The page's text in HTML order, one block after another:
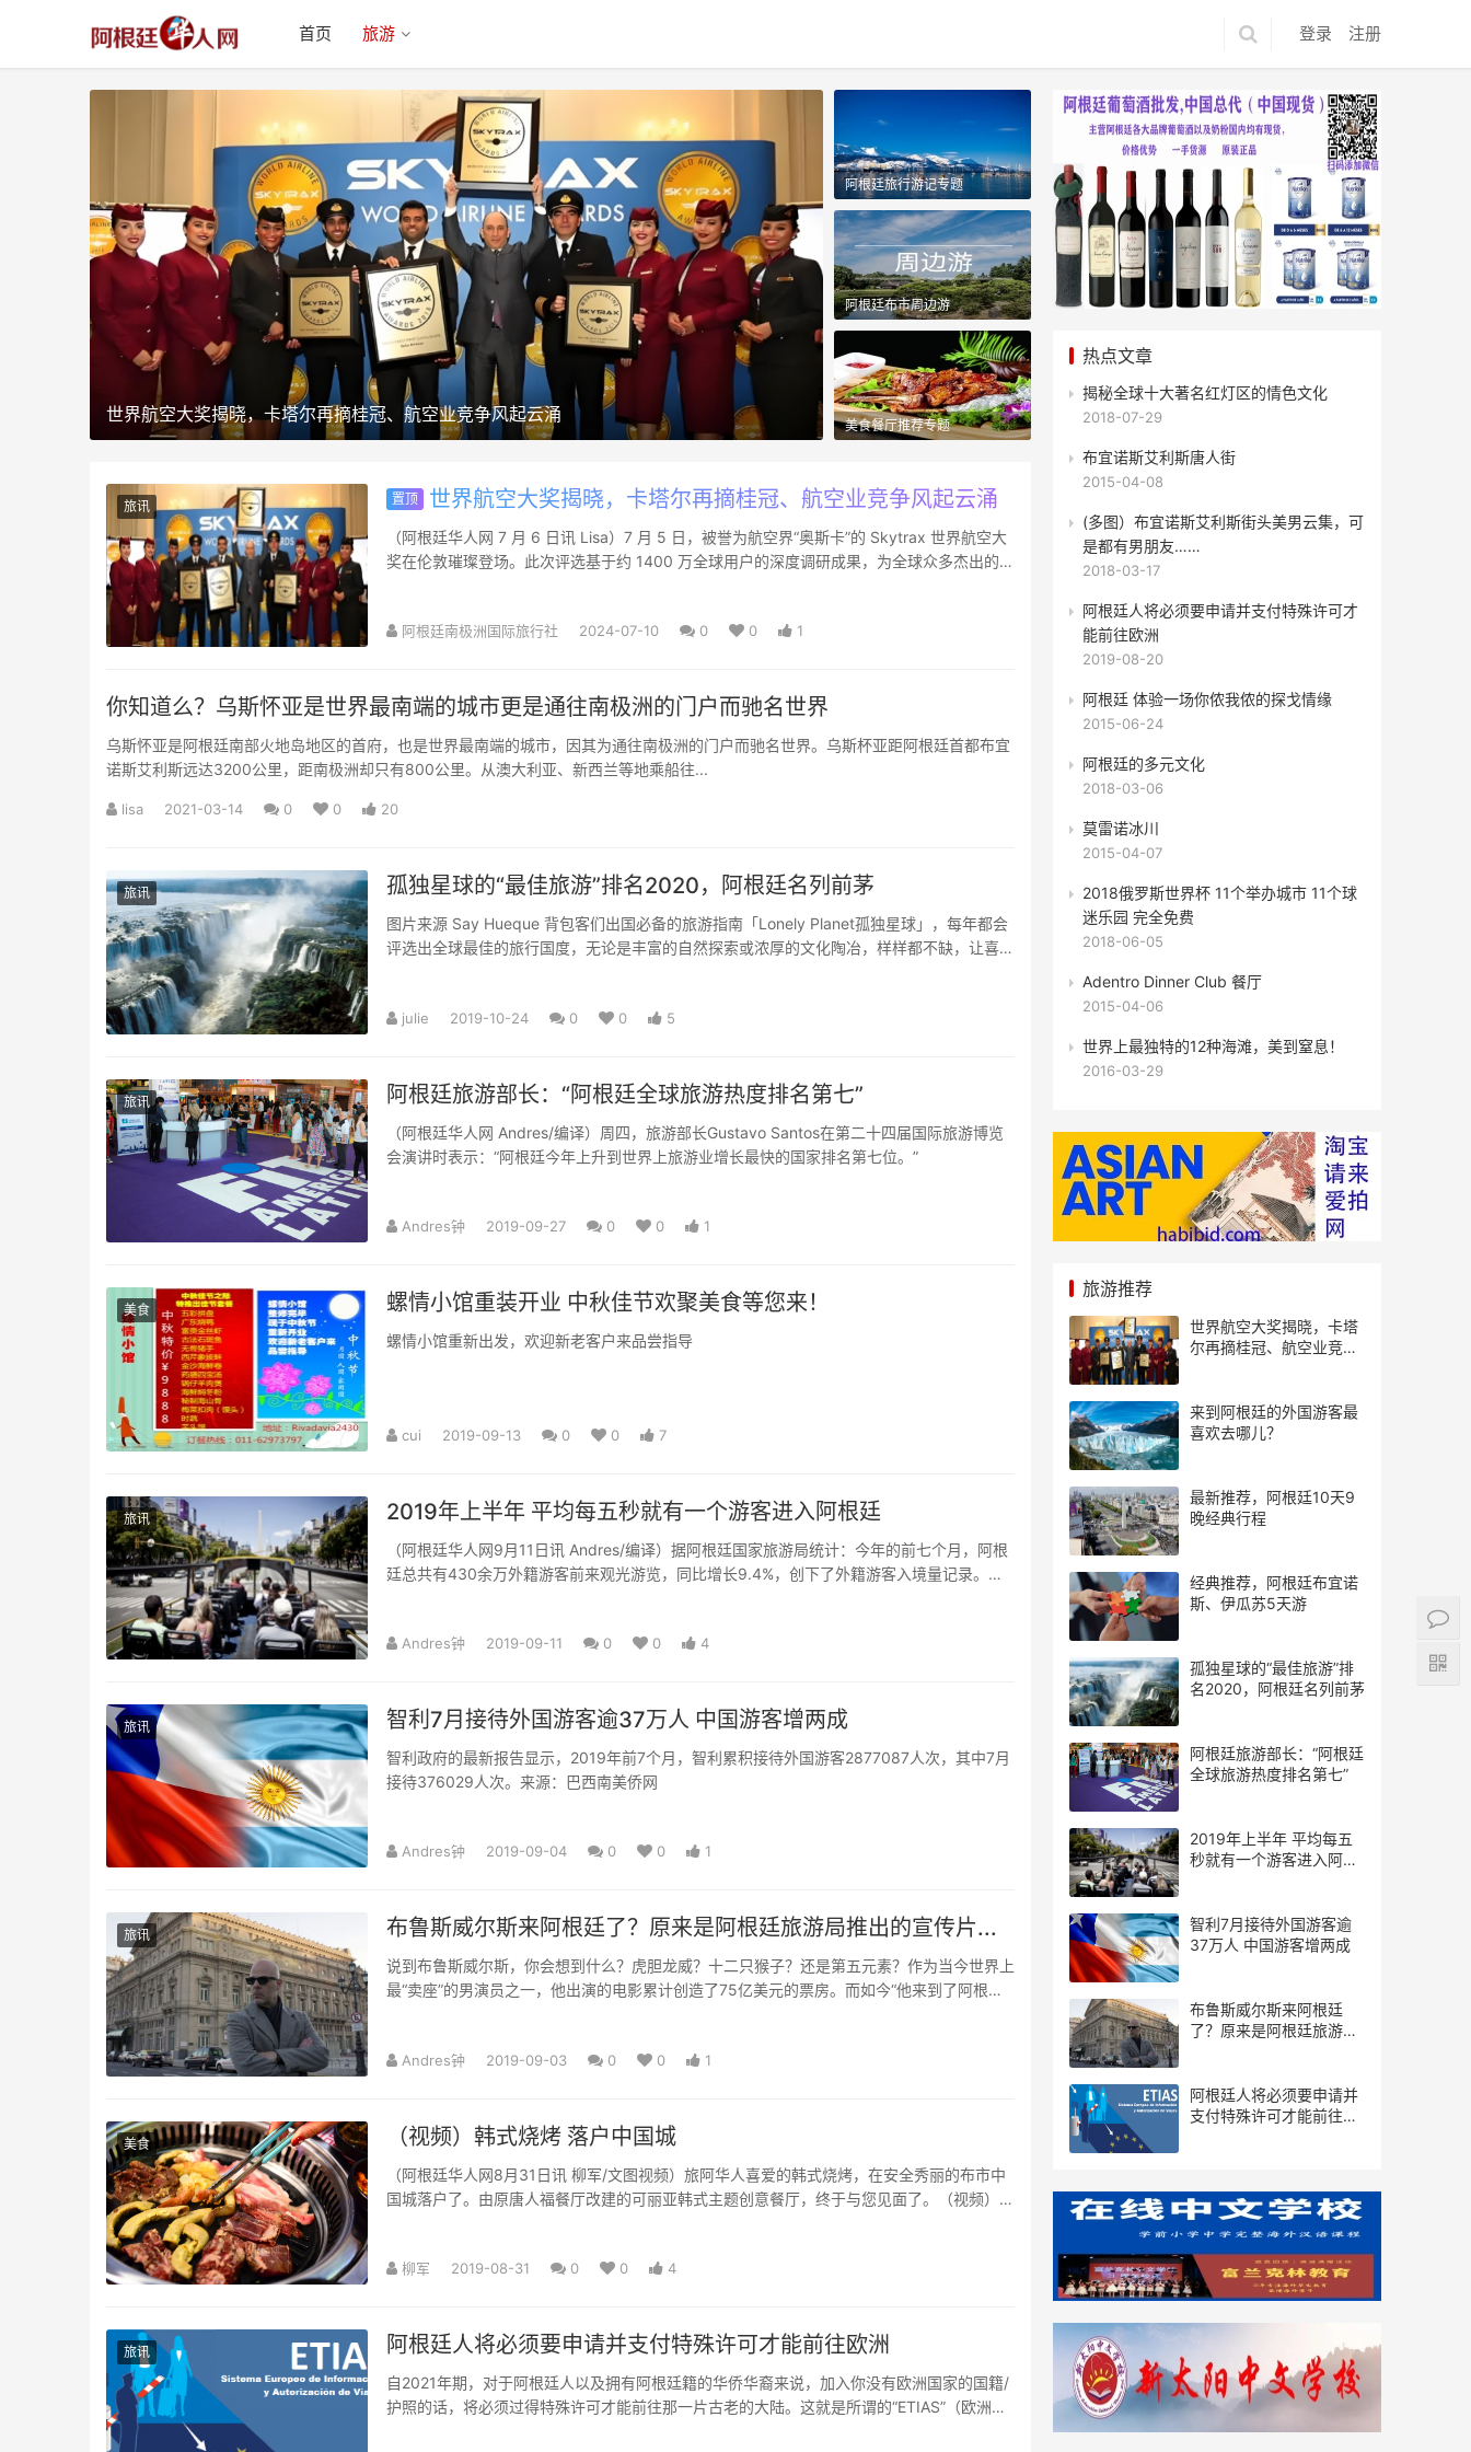
登录 注册
首页 旅游
世界航空大奖揭晓，卡塔尔再摘桂冠、航空业竞争风起云涌 来到阿根廷的外国游客最喜欢去哪儿？
阿根廷旅行游记专题
阿根廷布市周边游
美食餐厅推荐专题
旅讯 置顶 世界航空大奖揭晓，卡塔尔再摘桂冠、航空业竞争风起云涌
（阿根廷华人网 7 月 6 日讯 Lisa）7 月 5 日，被誉为航空界“奥斯卡”的 Skytrax 世界航空大
奖在伦敦璀璨登场。此次评选基于约 1400 万全球用户的深度调研成果，为全球众多杰出的
阿根廷南极洲国际旅行社 2024-07-10 0 0 1
你知道么？乌斯怀亚是世界最南端的城市更是通往南极洲的门户而驰名世界
乌斯怀亚是阿根廷南部火地岛地区的首府，也是世界最南端的城市，因其为通往南极洲的门户而驰名世界。乌斯杯亚距阿根廷首都布宜
诺斯艾利斯远达3200公里，距南极洲却只有800公里。从澳大利亚、新西兰等地乘船往...
lisa 2021-03-14 0 0 20
旅讯 孤独星球的“最佳旅游”排名2020，阿根廷名列前茅
图片来源 Say Hueque 背包客们出国必备的旅游指南「Lonely Planet孤独星球」，每年都会
评选出全球最佳的旅行国度，无论是丰富的自然探索或浓厚的文化陶冶，样样都不缺，让喜
julie 2019-10-24 0 0 5
旅讯 阿根廷旅游部长：“阿根廷全球旅游热度排名第七”
（阿根廷华人网 Andres/编译）周四，旅游部长Gustavo Santos在第二十四届国际旅游博览
会演讲时表示：“阿根廷今年上升到世界上旅游业增长最快的国家排名第七位。”
Andres钟 2019-09-27 0 0 1
美食 螺情小馆重装开业 中秋佳节欢聚美食等您来！
螺情小馆重新出发，欢迎新老客户来品尝指导
cui 2019-09-13 0 0 7
旅讯 2019年上半年 平均每五秒就有一个游客进入阿根廷
（阿根廷华人网9月11日讯 Andres/编译）据阿根廷国家旅游局统计：今年的前七个月，阿根
廷总共有430余万外籍游客前来观光游览，同比增长9.4%，创下了外籍游客入境量记录。这
Andres钟 2019-09-11 0 0 4
旅讯 智利7月接待外国游客逾37万人 中国游客增两成
智利政府的最新报告显示，2019年前7个月，智利累积接待外国游客2877087人次，其中7月
接待376029人次。来源：巴西南美侨网
Andres钟 2019-09-04 0 0 1
旅讯 布鲁斯威尔斯来阿根廷了？原来是阿根廷旅游局推出的宣传片...
说到布鲁斯威尔斯，你会想到什么？虎胆龙威？十二只猴子？还是第五元素？作为当今世界上
最“卖座”的男演员之一，他出演的电影累计创造了75亿美元的票房。而如今“他来到了阿根
Andres钟 2019-09-03 0 0 1
美食 （视频）韩式烧烤 落户中国城
（阿根廷华人网8月31日讯 柳军/文图视频）旅阿华人喜爱的韩式烧烤，在安全秀丽的布市中
国城落户了。由原唐人福餐厅改建的可丽亚韩式主题创意餐厅，终于与您见面了。（视频）韩
柳军 2019-08-31 0 0 4
旅讯 阿根廷人将必须要申请并支付特殊许可才能前往欧洲
自2021年期，对于阿根廷人以及拥有阿根廷籍的华侨华裔来说，加入你没有欧洲国家的国籍/
护照的话，将必须过得特殊许可才能前往那一片古老的大陆。这就是所谓的“ETIAS”（欧洲旅
热点文章
揭秘全球十大著名红灯区的情色文化
2018-07-29
布宜诺斯艾利斯唐人街
2015-04-08
(多图）布宜诺斯艾利斯街头美男云集，可
是都有男朋友……
2018-03-17
阿根廷人将必须要申请并支付特殊许可才
能前往欧洲
2019-08-20
阿根廷 体验一场你侬我侬的探戈情缘
2015-06-24
阿根廷的多元文化
2018-03-06
莫雷诺冰川
2015-04-07
2018俄罗斯世界杯 11个举办城市 11个球
迷乐园 完全免费
2018-06-05
Adentro Dinner Club 餐厅
2015-04-06
世界上最独特的12种海滩，美到窒息！
2016-03-29
旅游推荐
世界航空大奖揭晓，卡塔
尔再摘桂冠、航空业竞争
来到阿根廷的外国游客最
喜欢去哪儿？
最新推荐，阿根廷10天9
晚经典行程
经典推荐，阿根廷布宜诺
斯、伊瓜苏5天游
孤独星球的“最佳旅游”排
名2020，阿根廷名列前茅
阿根廷旅游部长：“阿根廷
全球旅游热度排名第七”
2019年上半年 平均每五
秒就有一个游客进入阿根
智利7月接待外国游客逾
37万人 中国游客增两成
布鲁斯威尔斯来阿根廷
了？原来是阿根廷旅游局
阿根廷人将必须要申请并
支付特殊许可才能前往欧